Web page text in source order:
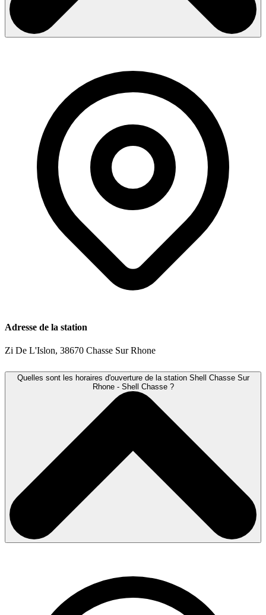
Adresse de la station
Zi De L'Islon, 38670 Chasse Sur Rhone
Quelles sont les horaires d'ouverture de la station Shell Chasse Sur
Rhone - Shell Chasse ?